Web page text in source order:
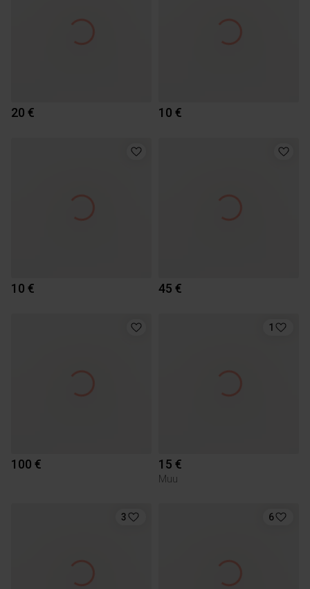
20 € 10 €
10 € 45 €
100 €
1
15 €
Muu
3 6